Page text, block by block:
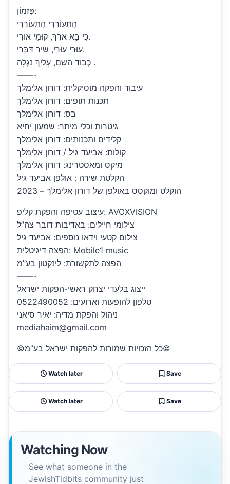
פִּזְמוֹן:
הִתְעוֹרְרִי הִתְעוֹרְרִי
כִּי בָא אֹרֶךְ, קוּמִי אוֹרִי.
עוּרִי עוּרִי, שִׁיר דַּבֵּרִי.
כְּבוֹד הַשֵּׁם, עָלַיִךְ נִגְלָה .
——-
עיבוד והפקה מוסיקלית: דורון אלימלך
תכנות תופים: דורון אלימלך
בס: דורון אלימלך
גיטרות וכלי מיתר: שמעון יחיא
קלידים ותכנותים: דורון אלימלך
קולות: אביעד גיל / דורון אלימלך
מיקס ומאסטרינג: דורון אלימלך
הקלטת שירה : אולפן אביעד גיל
הוקלט ומוקסס באולפן של דורון אלימלך – 2023
עיצוב עטיפה והפקת קליפ: AVOXVISION
צילומי חיילים: באדיבות דובר צה”ל
צילום קטעי וידאו נוספים: אביעד גיל
הפצה דיגיטלית: Mobile1 music
הפצה לתקשורת: לינקטון בע”מ
——-
ייצוג בלעדי יצחק ראשי-הפקות ישראל
טלפון להופעות וארועים: 0522490052
ניהול והפקת מדיה: יאיר סיאני
mediahaim@gmail.com
©כל הזכויות שמורות להפקות ישראל בע”מ©
Watch later Save
Watch later Save
Watching Now
See what someone in the
JewishTidbits community just